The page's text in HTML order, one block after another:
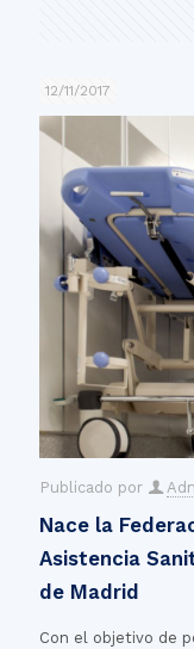
12/11/2017
Publicado por
Nace la
Asistencia
de Madrid
Con el objetivo de